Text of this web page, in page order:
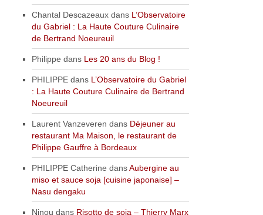
Chantal Descazeaux dans L’Observatoire
du Gabriel : La Haute Couture Culinaire
de Bertrand Noeureuil
Philippe dans Les 20 ans du Blog !
PHILIPPE dans L’Observatoire du Gabriel
: La Haute Couture Culinaire de Bertrand
Noeureuil
Laurent Vanzeveren dans Déjeuner au
restaurant Ma Maison, le restaurant de
Philippe Gauffre à Bordeaux
PHILIPPE Catherine dansAubergine au
miso et sauce soja [cuisine japonaise] –
Nasu dengaku
Ninou dans Risotto de soja – Thierry Marx